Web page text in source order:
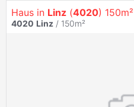
Haus in Linz (4020) 150m²
4020 Linz / 150m²